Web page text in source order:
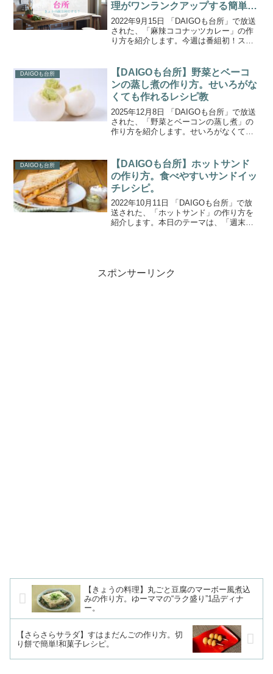
理がワンランクアップする簡単レ
シピ!
2022年9月15日 「DAIGOも台所」で放送
された、「麻辣ココナッツカレー」の作
り方を紹介します。今週は番組初！スタ
ーで、いつものアウトドア料理がワンラ
ンクア...
DAIGOも台所
【DAIGOも台所】野菜とベーコ
ンの蒸し煮の作り方。せいろがな
くても作れるレシピ教
2025年12月8日 「DAIGOも台所」で放送
された、「野菜とベーコンの蒸し煮」の
作り方を紹介します。せいろがなくても
が詰まった蒸し煮。カレー粉の香りがふ
わっと広がり...
DAIGOも台所
【DAIGOも台所】ホットサンド
の作り方。食べやすいサンドイッ
チレシピ。
2022年10月11日 「DAIGOも台所」で放
送された、「ホットサンド」の作り方を
紹介します。本日のテーマは、「週末、
スポンサーリンク
【きょうの料理】丸ごと豆腐のマーボー風煮込
みの作り方。ゆーママの“ラク盛り”1品ディナ
ー。
【さらさらサラダ】すはまだんごの作り方。切
り餅で簡単!和菓子レシピ。